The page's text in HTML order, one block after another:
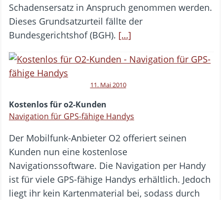
Schadensersatz in Anspruch genommen werden.
Dieses Grundsatzurteil fällte der
Bundesgerichtshof (BGH). […]
11. Mai 2010
Kostenlos für o2-Kunden
Navigation für GPS-fähige Handys
Der Mobilfunk-Anbieter O2 offeriert seinen
Kunden nun eine kostenlose
Navigationssoftware. Die Navigation per Handy
ist für viele GPS-fähige Handys erhältlich. Jedoch
liegt ihr kein Kartenmaterial bei, sodass durch